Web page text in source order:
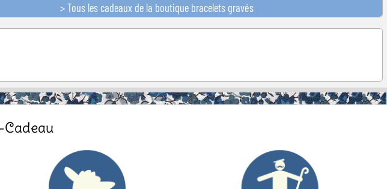
> Tous les cadeaux de la boutique bracelets gravés